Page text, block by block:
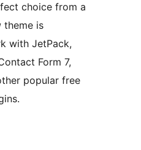
choice from a
theme is
with JetPack,
Form 7,
popular free